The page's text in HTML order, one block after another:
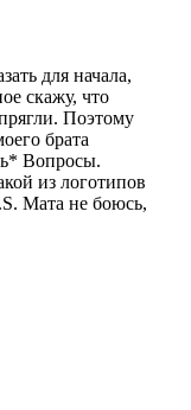
для начала,
скажу, что
Поэтому
брата
Вопросы.
из логотипов
Мата не боюсь,